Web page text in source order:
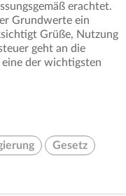
erachtet.
Grundwerte ein
Grüße, Nutzung
geht an die
der wichtigsten
Gesetz